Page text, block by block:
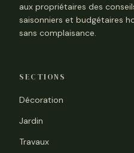
aux propriétaires des
saisonniers et budgétaires
sans complaisance.
SECTIONS
Décoration
Jardin
Travaux